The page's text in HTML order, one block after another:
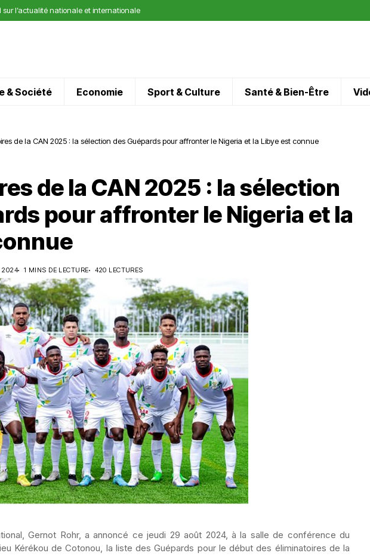
l’actualité nationale et internationale
& Société Economie Sport & Culture Santé & Bien-Être
de la CAN 2025 : la sélection des Guépards pour affronter le Nigeria et la Libye est connue
de la CAN 2025 : la sélection
pour affronter le Nigeria et la
2024 1 MINS DE LECTURE 420 LECTURES
Gernot Rohr, a annoncé ce jeudi 29 août 2024, à la salle de conférence du
Kérékou de Cotonou, la liste des Guépards pour le début des éliminatoires de la